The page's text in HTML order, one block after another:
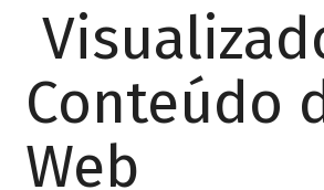
Conteúdo
Web